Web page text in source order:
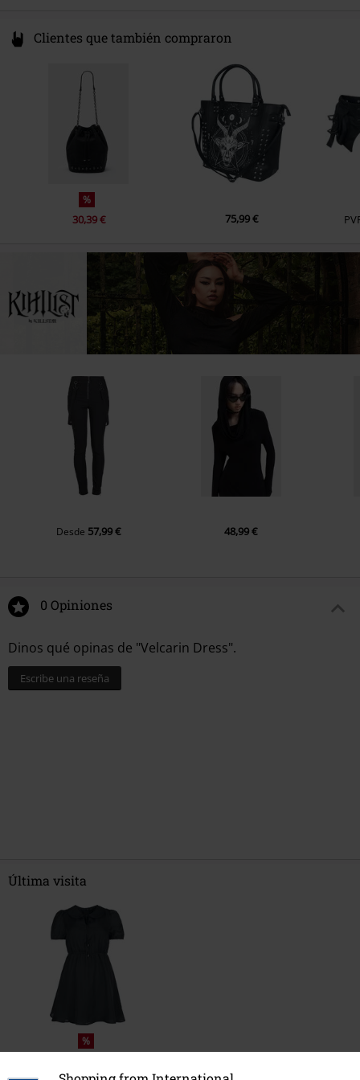
Clientes que también compraron
%
30,39 € 75,99 €
Desde 57,99 € 48,99 €
0 Opiniones
Dinos qué opinas de "Velcarin Dress".
Escribe una reseña
Última visita
%